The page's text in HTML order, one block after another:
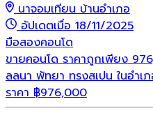
นาจอมเทียน บ้านอำเภอ
อัปเดตเมื่อ 18/11/2025
มือสองคอนโด
ขายคอนโด ราคาถูกเพียง
ลลนา พัทยา ทรงสเปน ในอำเ
ราคา ฿976,000